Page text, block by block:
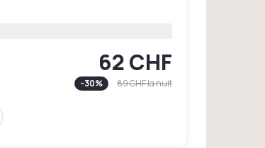
62 CHF
-30% 89 CHFla nuit